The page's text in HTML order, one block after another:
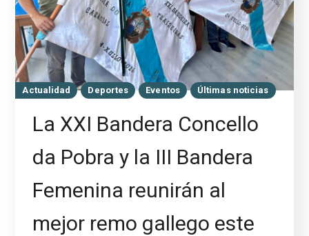
Actualidad Deportes Eventos Últimas noticias
La XXI Bandera Concello
da Pobra y la III Bandera
Femenina reunirán al
mejor remo gallego este